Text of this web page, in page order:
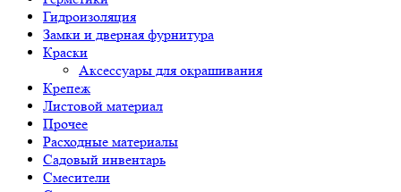
Гидроизоляция
Замки и дверная фурнитура
Краски
Аксессуары для окрашивания
Крепеж
Листовой материал
Прочее
Расходные материалы
Садовый инвентарь
Смесители